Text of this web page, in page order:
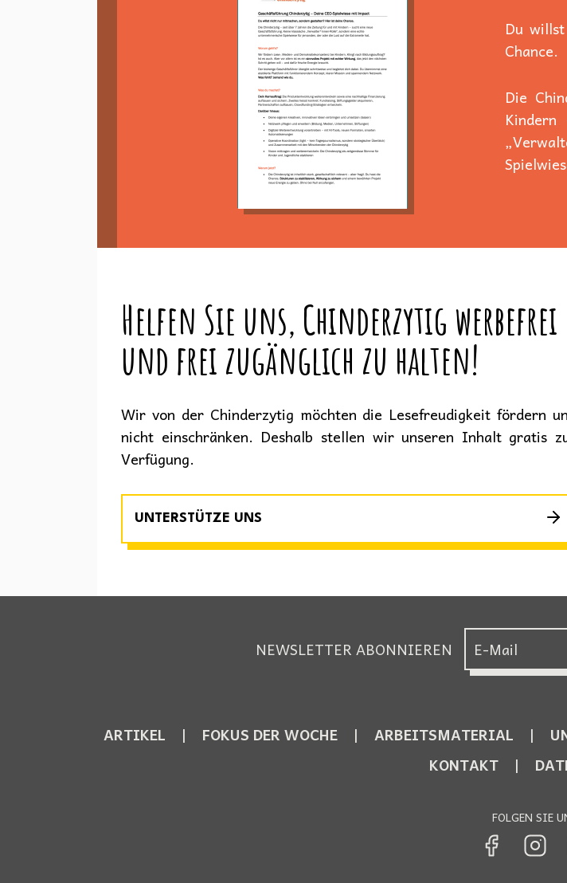
Du
Chance.
Die
Kindern
Helfen Sie uns, Chinderzytig werbefrei
und frei zugänglich zu halten!
Wir von der Chinderzytig möchten die Lesefreudigkeit fördern
nicht einschränken. Deshalb stellen wir unseren Inhalt gratis
Verfügung.
UNTERSTÜTZE UNS
NEWSLETTER ABONNIEREN
ARTIKEL FOKUS DER WOCHE ARBEITSMATERIAL
KONTAKT
FOLGEN SIE